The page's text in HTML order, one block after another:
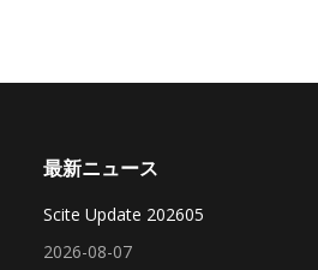
最新ニュース
Scite Update 202605
2026-08-07